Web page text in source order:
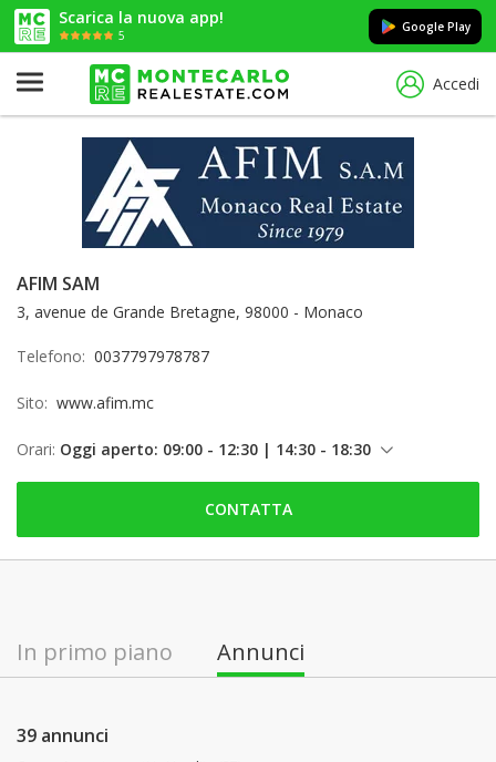
Scarica la nuova app!
5
Google Play
Accedi
AFIM SAM
3, avenue de Grande Bretagne, 98000 - Monaco
Telefono: 0037797978787
Sito: www.afim.mc
Orari: Oggi aperto: 09:00 - 12:30 | 14:30 - 18:30
venerdì: 09:00 - 12:30 | 14:30 - 18:30
mercoledì: 09:00 - 12:30 | 14:30 - 18:30
giovedì: 09:00 - 12:30 | 14:30 - 18:30
CONTATTA
In primo piano Annunci
39 annunci